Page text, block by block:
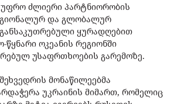
უფრო ძლიერი პარტნიორობის
და გლობალურ
ყურადღებით
წყნარი ოკეანის რეგიონში
უსაფრთხოების გარემოზე.
მონაწილეებმა
უკრაინის მიმართ, რომელიც